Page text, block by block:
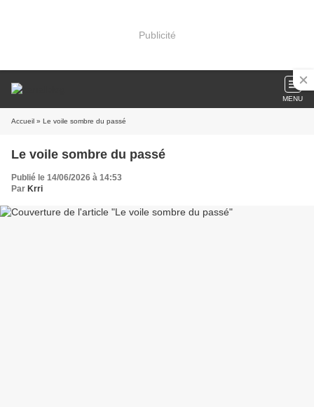
Publicité
MENU
Accueil » Le voile sombre du passé
Le voile sombre du passé
Publié le 14/06/2026 à 14:53
Par Krri